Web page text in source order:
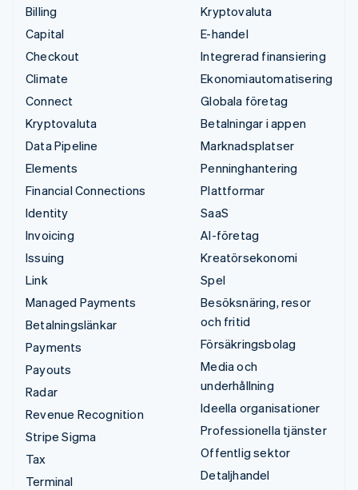
Billing
Capital
Checkout
Climate
Connect
Kryptovaluta
Data Pipeline
Elements
Financial Connections
Identity
Invoicing
Issuing
Link
Managed Payments
Betalningslänkar
Payments
Payouts
Radar
Revenue Recognition
Stripe Sigma
Tax
Terminal
Kryptovaluta
E-handel
Integrerad finansiering
Ekonomiautomatisering
Globala företag
Betalningar i appen
Marknadsplatser
Penninghantering
Plattformar
SaaS
AI-företag
Kreatörsekonomi
Spel
Besöksnäring, resor
och fritid
Försäkringsbolag
Media och
underhållning
Ideella organisationer
Professionella tjänster
Offentlig sektor
Detaljhandel